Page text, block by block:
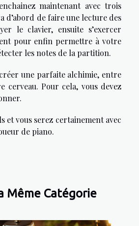
maintenant avec trois
d’abord de faire une lecture des
le clavier, ensuite s’exercer
pour enfin permettre à votre
les notes de la partition.
une parfaite alchimie, entre
cerveau. Pour cela, vous devez
et vous serez certainement avec
de piano.
Même Catégorie